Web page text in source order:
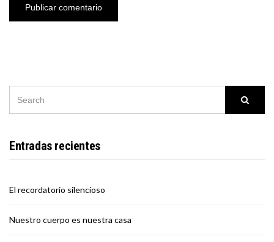
Entradas recientes
El recordatorio silencioso
Nuestro cuerpo es nuestra casa